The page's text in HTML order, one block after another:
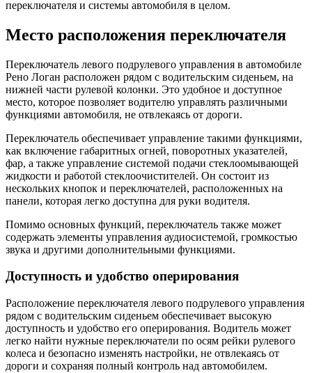
переключателя и системы автомобиля в целом.
Место расположения переключателя
Переключатель левого подрулевого управления в автомобиле
Рено Логан расположен рядом с водительским сиденьем, на
нижней части рулевой колонки. Это удобное и доступное
место, которое позволяет водителю управлять различными
функциями автомобиля, не отвлекаясь от дороги.
Переключатель обеспечивает управление такими функциями,
как включение габаритных огней, поворотных указателей,
фар, а также управление системой подачи стеклоомывающей
жидкости и работой стеклоочистителей. Он состоит из
нескольких кнопок и переключателей, расположенных на
панели, которая легко доступна для руки водителя.
Помимо основных функций, переключатель также может
содержать элементы управления аудиосистемой, громкостью
звука и другими дополнительными функциями.
Доступность и удобство оперирования
Расположение переключателя левого подрулевого управления
рядом с водительским сиденьем обеспечивает высокую
доступность и удобство его оперирования. Водитель может
легко найти нужные переключатели по осям рейки рулевого
колеса и безопасно изменять настройки, не отвлекаясь от
дороги и сохраняя полный контроль над автомобилем.